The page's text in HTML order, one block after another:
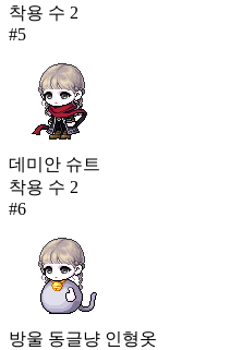
착용 수 2
#5
데미안 슈트
착용 수 2
#6
방울 동글냥 인형옷